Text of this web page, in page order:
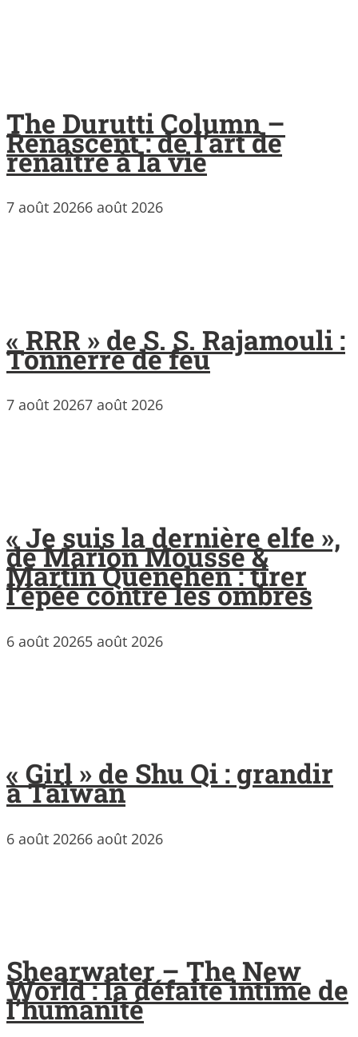
The Durutti Column –
Renascent : de l’art de
renaître à la vie
7 août 20266 août 2026
« RRR » de S. S. Rajamouli :
Tonnerre de feu
7 août 20267 août 2026
« Je suis la dernière elfe »,
de Marion Mousse &
Martin Quenehen : tirer
l’épée contre les ombres
6 août 20265 août 2026
« Girl » de Shu Qi : grandir
à Taïwan
6 août 20266 août 2026
Shearwater – The New
World : la défaite intime de
l’humanité